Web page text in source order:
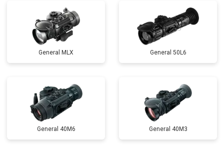
General MLX General 50L6
General 40M6 General 40M3